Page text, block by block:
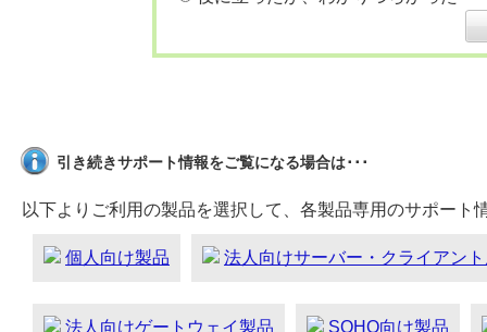
引き続きサポート情報をご覧になる場合は･･･
以下よりご利用の製品を選択して、各製品専用のサポート
個人向け製品 法人向けサーバー・クライアン
法人向けゲートウェイ製品 SOHO向け製品